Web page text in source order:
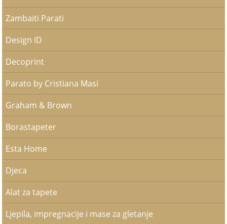
Zambaiti Parati
Design ID
Decoprint
Parato by Cristiana Masi
Graham & Brown
Borastapeter
Esta Home
Djeca
Alat za tapete
Ljepila, impregnacije i mase za gletanje